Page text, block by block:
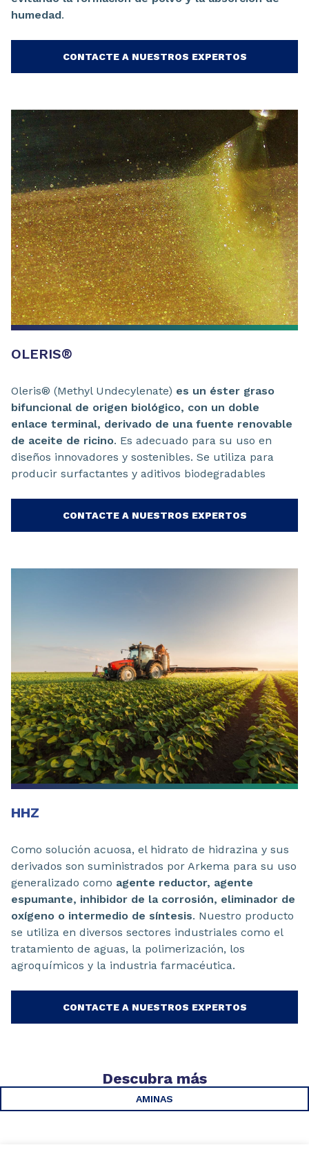
humedad.
CONTACTE A NUESTROS EXPERTOS
OLERIS®
Oleris® (Methyl Undecylenate) es un éster graso
bifuncional de origen biológico, con un doble
enlace terminal, derivado de una fuente renovable
de aceite de ricino. Es adecuado para su uso en
diseños innovadores y sostenibles. Se utiliza para
producir surfactantes y aditivos biodegradables
CONTACTE A NUESTROS EXPERTOS
HHZ
Como solución acuosa, el hidrato de hidrazina y sus
derivados son suministrados por Arkema para su uso
generalizado como agente reductor, agente
espumante, inhibidor de la corrosión, eliminador de
oxígeno o intermedio de síntesis. Nuestro producto
se utiliza en diversos sectores industriales como el
tratamiento de aguas, la polimerización, los
agroquímicos y la industria farmacéutica.
CONTACTE A NUESTROS EXPERTOS
Descubra más
AMINAS